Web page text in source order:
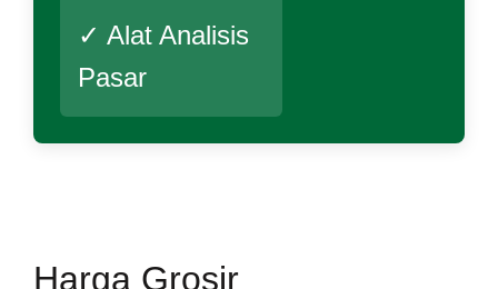
✓ Alat Analisis
Pasar
Harga Grosir